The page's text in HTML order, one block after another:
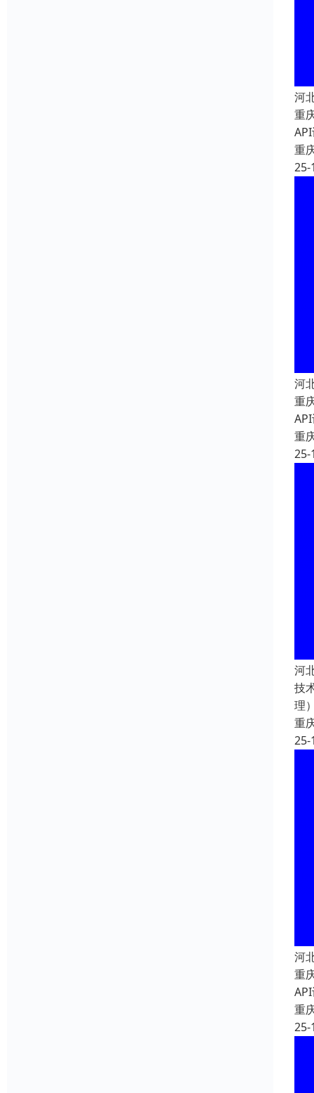
河
重
重
25-
河
重
重
25-
河
技
理
重
25-
河
重
重
25-